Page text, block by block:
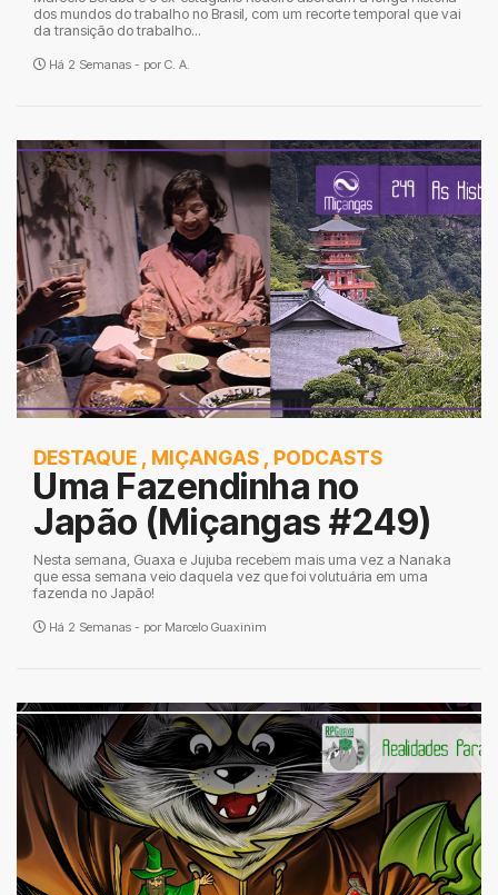
dos mundos do trabalho no Brasil, com um recorte temporal que vai
da transição do trabalho...
Há 2 Semanas - por C. A.
DESTAQUE , MIÇANGAS , PODCASTS
Uma Fazendinha no
Japão (Miçangas #249)
Nesta semana, Guaxa e Jujuba recebem mais uma vez a Nanaka
que essa semana veio daquela vez que foi volutuária em uma
fazenda no Japão!
Há 2 Semanas - por Marcelo Guaxinim